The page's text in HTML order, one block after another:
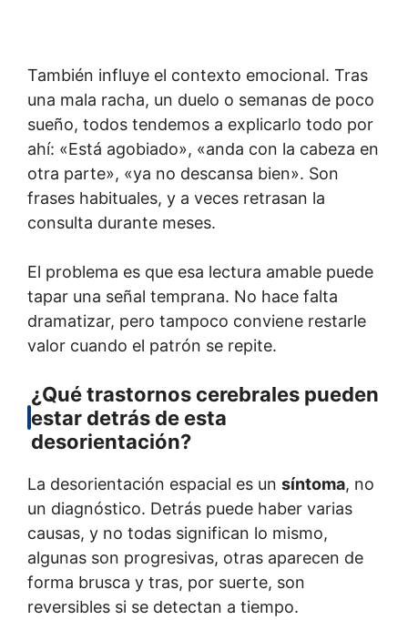
También influye el contexto emocional. Tras
una mala racha, un duelo o semanas de poco
sueño, todos tendemos a explicarlo todo por
ahí: «Está agobiado», «anda con la cabeza en
otra parte», «ya no descansa bien». Son
frases habituales, y a veces retrasan la
consulta durante meses.
El problema es que esa lectura amable puede
tapar una señal temprana. No hace falta
dramatizar, pero tampoco conviene restarle
valor cuando el patrón se repite.
¿Qué trastornos cerebrales pueden
estar detrás de esta
desorientación?
La desorientación espacial es un síntoma, no
un diagnóstico. Detrás puede haber varias
causas, y no todas significan lo mismo,
algunas son progresivas, otras aparecen de
forma brusca y tras, por suerte, son
reversibles si se detectan a tiempo.